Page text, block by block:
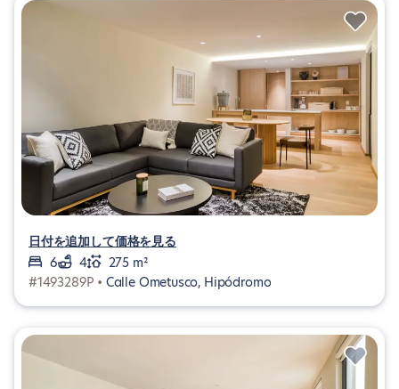
日付を追加して価格を見る
6
4
275 m²
#1493289P • Calle Ometusco, Hipódromo